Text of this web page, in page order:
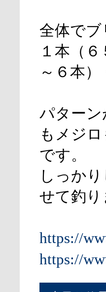
全体でブ
１本（
～６本
パター
もメジ
です。
しっか
せて釣り
https://
https://